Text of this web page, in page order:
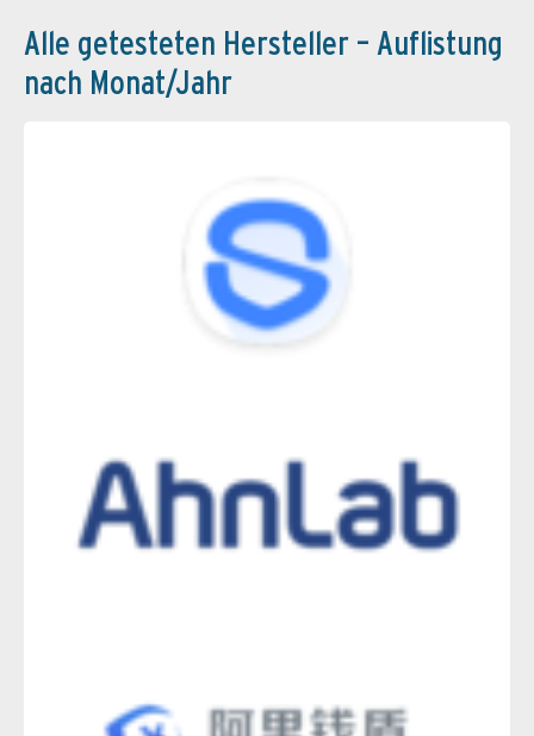
Alle getesteten Hersteller – Auflistung
nach Monat/Jahr